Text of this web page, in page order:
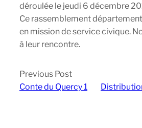
déroulée le jeudi 6 décembre
Ce rassemblement
en mission de service civique.
à leur rencontre.
Previous Post
Conte du Quercy 1